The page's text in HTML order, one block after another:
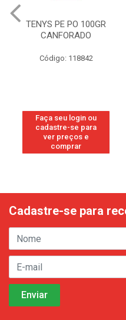
TENYS PE PO 100GR
CANFORADO
Código: 118842
Faça seu login ou
cadastre-se para
ver preços e
comprar
Cadastre-se para